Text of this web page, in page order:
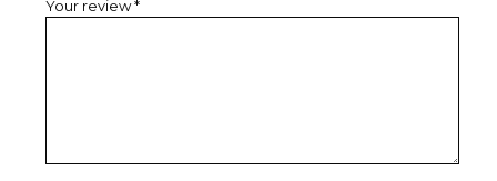
Your review*